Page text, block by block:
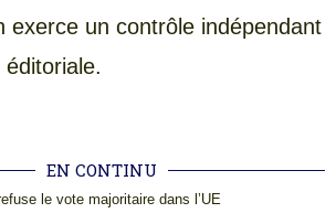
exerce un contrôle indépendant
EN CONTINU
le vote majoritaire dans l’UE